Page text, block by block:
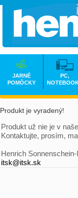
Produkt je vyradený!
Produkt už nie je v
Kontaktujte, prosím,
Henrich
itsk@itsk.sk
JARNÉ
POMÔCKY
PC,